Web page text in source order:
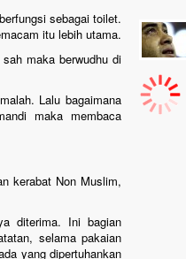
sebagai toilet.
itu lebih utama.
maka berwudhu di
Lalu bagaimana
maka membaca
kerabat Non Muslim,
diterima. Ini bagian
selama pakaian
yang dipertuhankan